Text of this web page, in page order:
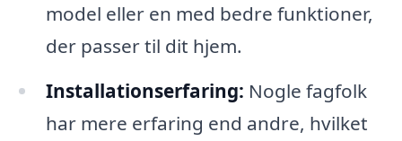
model eller en med bedre funktioner,
der passer til dit hjem.
Installationserfaring: Nogle fagfolk
har mere erfaring end andre, hvilket